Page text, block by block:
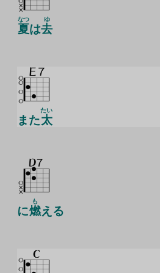
夏
なつ
は去
ゆ
また太
たい
に燃
も
える